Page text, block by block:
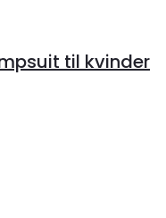
til kvinder